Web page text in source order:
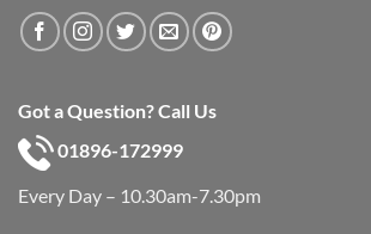
Got a Question? Call Us
01896-172999
Every Day – 10.30am-7.30pm